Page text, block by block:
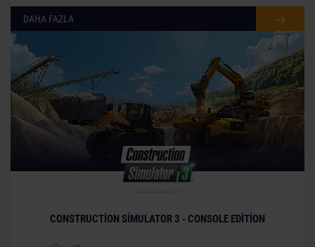
DAHA FAZLA
© [Translate to Turkish:]
CONSTRUCTION SIMULATOR 3 - CONSOLE EDITION